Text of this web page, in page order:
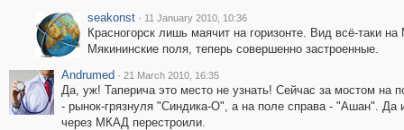
seakonst · 11 January 2010, 10:36
Красногорск лишь маячит на горизонте. Вид всё-таки
Мякининские поля, теперь совершенно застроенные.
Andrumed · 21 March 2010, 16:35
Да, уж! Таперича это место не узнать! Сейчас за мостом на
- рынок-грязнуля "Синдика-О", а на поле справа - "Ашан". Да
через МКАД перестроили.